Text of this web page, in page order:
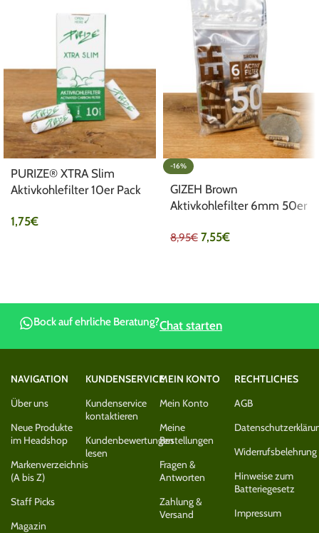
PURIZE® XTRA Slim
Aktivkohlefilter 10er Pack
1,75€
-16%
GIZEH Brown
Aktivkohlefilter 6mm 50er
8,95€ 7,55€
Bock auf ehrliche Beratung?Chat starten
NAVIGATION
Über uns
Neue Produkte
im Headshop
Markenverzeichnis
(A bis Z)
Staff Picks
Magazin
KUNDENSERVICE
Kundenservice
kontaktieren
Kundenbewertungen
lesen
MEIN KONTO
Mein Konto
Meine
Bestellungen
Fragen &
Antworten
Zahlung &
Versand
RECHTLICHES
AGB
Widerrufsbelehrung
Hinweise zum
Batteriegesetz
Impressum